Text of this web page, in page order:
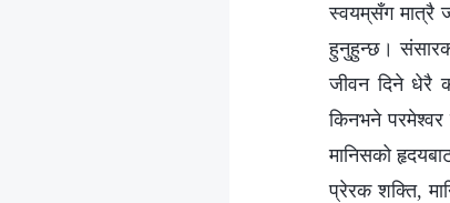
स्वयम्‌सँग मात्रै
हुनुहुन्छ।
जीवन दिने धेरै
किनभने परमेश्‍वर
मानिसको
प्रेरक शक्ति,